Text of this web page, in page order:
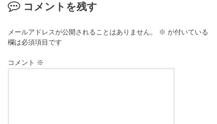
コメントを残す
メールアドレスが公開されることはありません。 ※ が付いている
欄は必須項目です
コメント ※